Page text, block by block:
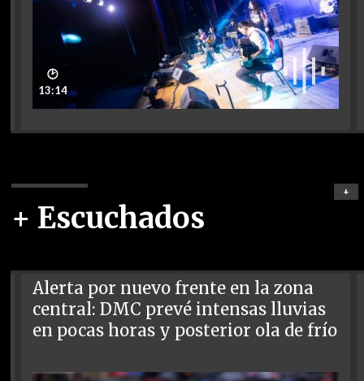
🕑
13:14
+ Escuchados
+
Alerta por nuevo frente en la zona
central: DMC prevé intensas lluvias
en pocas horas y posterior ola de frío